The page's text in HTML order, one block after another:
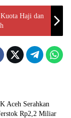
Haji dan
Aceh Serahkan
Rp2,2 Miliar